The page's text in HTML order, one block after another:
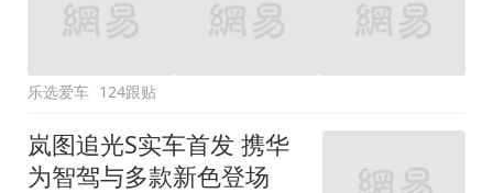
乐选爱车 124跟贴
岚图追光S实车首发 携华
为智驾与多款新色登场